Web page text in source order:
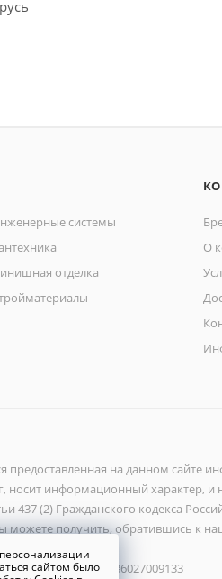
системы
отделка
О
на данном сайте
носит информационный характер,
437 (2) Гражданского кодекса
получить, обратившись к
ОГРН 1086027009133
сайтом было